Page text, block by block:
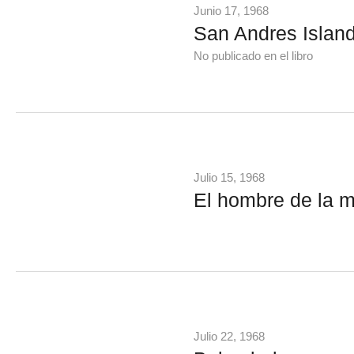
Junio 17, 1968
San Andres
No publicado en el libro
Julio 15, 1968
El hombre de la
Julio 22, 1968